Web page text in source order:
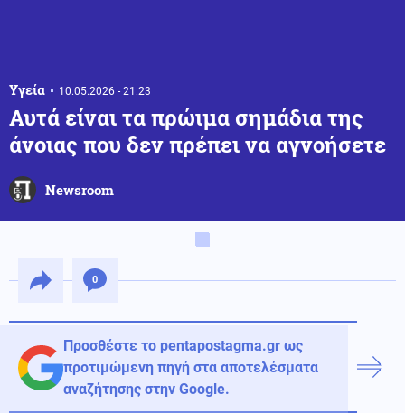
Υγεία 10.05.2026 - 21:23
Αυτά είναι τα πρώιμα σημάδια της
άνοιας που δεν πρέπει να αγνοήσετε
Newsroom
0
Προσθέστε το pentapostagma.gr ως
προτιμώμενη πηγή στα αποτελέσματα
αναζήτησης στην Google.